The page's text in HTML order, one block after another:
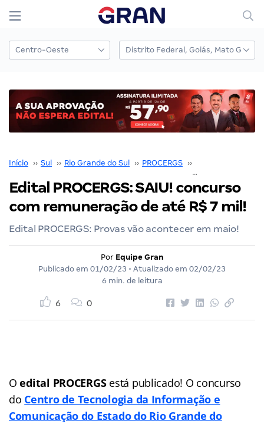
Início ›› Sul ›› Rio Grande do Sul ›› PROCERGS ››
Edital PROCERGS: SAIU! concurso
com remuneração de até R$ 7 mil!
Edital PROCERGS: Provas vão acontecer em maio!
Por Equipe Gran
Publicado em 01/02/23 • Atualizado em 02/02/23
6 min. de leitura
6 0
Oedital PROCERGSestá publicado! O concurso
do Centro de Tecnologia da Informação e
Comunicação do Estado do Rio Grande do